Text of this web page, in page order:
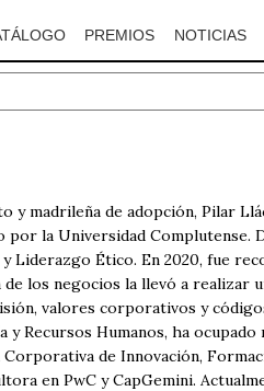
PREMIOS NOTICIAS
y madrileña de adopción, Pilar
la Universidad Complutense.
Liderazgo Ético. En 2020, fue
los negocios la llevó a realizar
valores corporativos y
y Recursos Humanos, ha
de Innovación,
en PwC y CapGemini.